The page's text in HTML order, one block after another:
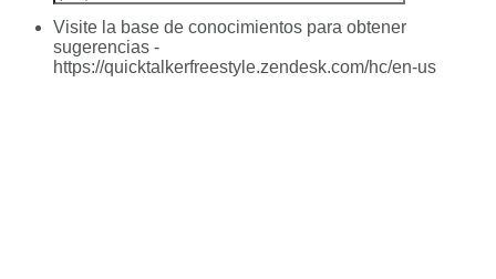
Visite la base de conocimientos para obtener
sugerencias -
https://quicktalkerfreestyle.zendesk.com/hc/en-us